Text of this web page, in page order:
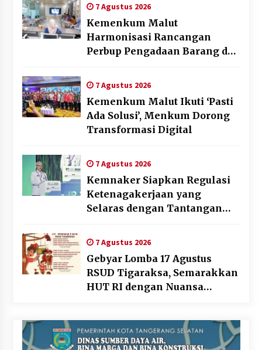
7 Agustus 2026
Kemenkum Malut
Harmonisasi Rancangan
Perbup Pengadaan Barang dan
7 Agustus 2026
Kemenkum Malut Ikuti ‘Pasti
Ada Solusi’, Menkum Dorong
Transformasi Digital
7 Agustus 2026
Kemnaker Siapkan Regulasi
Ketenagakerjaan yang
Selaras dengan Tantangan
7 Agustus 2026
Gebyar Lomba 17 Agustus
RSUD Tigaraksa, Semarakkan
HUT RI dengan Nuansa